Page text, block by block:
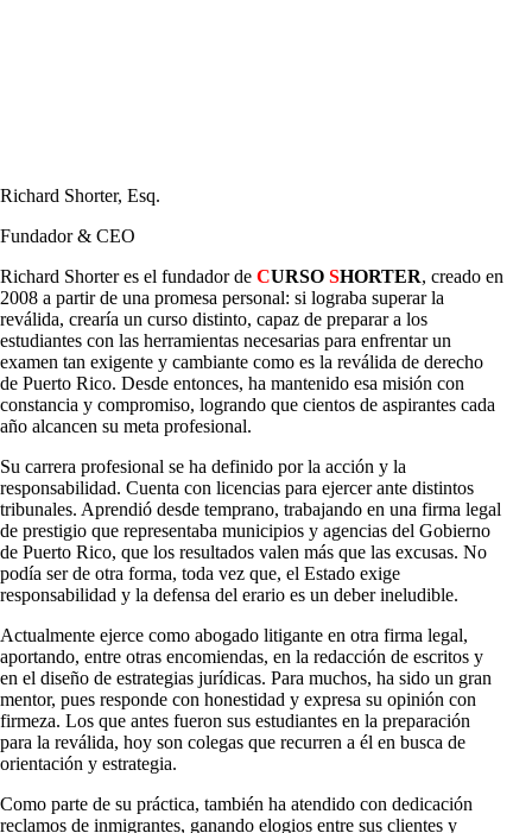
Richard Shorter, Esq.
Fundador & CEO
Richard Shorter es el fundador de CURSO SHORTER, creado en
2008 a partir de una promesa personal: si lograba superar la
reválida, crearía un curso distinto, capaz de preparar a los
estudiantes con las herramientas necesarias para enfrentar un
examen tan exigente y cambiante como es la reválida de derecho
de Puerto Rico. Desde entonces, ha mantenido esa misión con
constancia y compromiso, logrando que cientos de aspirantes cada
año alcancen su meta profesional.
Su carrera profesional se ha definido por la acción y la
responsabilidad. Cuenta con licencias para ejercer ante distintos
tribunales. Aprendió desde temprano, trabajando en una firma legal
de prestigio que representaba municipios y agencias del Gobierno
de Puerto Rico, que los resultados valen más que las excusas. No
podía ser de otra forma, toda vez que, el Estado exige
responsabilidad y la defensa del erario es un deber ineludible.
Actualmente ejerce como abogado litigante en otra firma legal,
aportando, entre otras encomiendas, en la redacción de escritos y
en el diseño de estrategias jurídicas. Para muchos, ha sido un gran
mentor, pues responde con honestidad y expresa su opinión con
firmeza. Los que antes fueron sus estudiantes en la preparación
para la reválida, hoy son colegas que recurren a él en busca de
orientación y estrategia.
Como parte de su práctica, también ha atendido con dedicación
reclamos de inmigrantes, ganando elogios entre sus clientes y